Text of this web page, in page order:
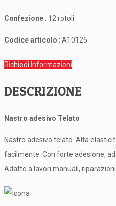
Confezione : 12 rotoli
Codice articolo : A10125
Richiedi Informazioni
DESCRIZIONE
Nastro adesivo Telato
Nastro adesivo telato. Alta
facilmente. Con forte adesione,
Adatto a lavori manuali,